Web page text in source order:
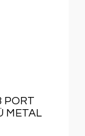
PORT
METAL